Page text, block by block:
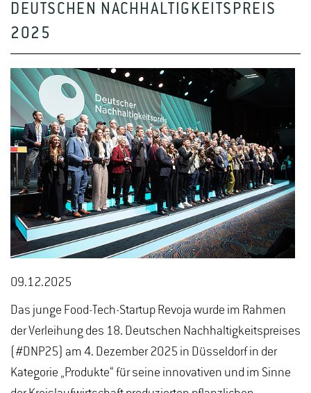
DEUTSCHEN NACHHALTIGKEITSPREIS
2025
09.12.2025
Das junge Food-Tech-Startup Revoja wurde im Rahmen
der Verleihung des 18. Deutschen Nachhaltigkeitspreises
(#DNP25) am 4. Dezember 2025 in Düsseldorf in der
Kategorie „Produkte“ für seine innovativen und im Sinne